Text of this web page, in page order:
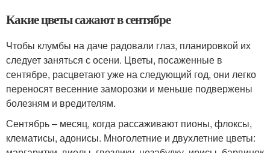
Какие цветы сажают в сентябре
Чтобы клумбы на даче радовали глаз, планировкой их
следует заняться с осени. Цветы, посаженные в
сентябре, расцветают уже на следующий год, они легко
переносят весенние заморозки и меньше подвержены
болезням и вредителям.
Сентябрь – месяц, когда рассаживают пионы, флоксы,
клематисы, адонисы. Многолетние и двухлетние цветы: